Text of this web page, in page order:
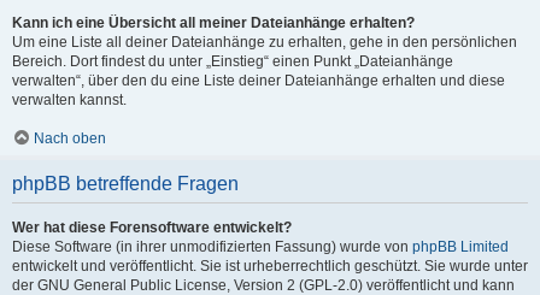
Kann ich eine Übersicht all meiner Dateianhänge erhalten?
Um eine Liste all deiner Dateianhänge zu erhalten, gehe in den persönlichen
Bereich. Dort findest du unter „Einstieg“ einen Punkt „Dateianhänge
verwalten“, über den du eine Liste deiner Dateianhänge erhalten und diese
verwalten kannst.
Nach oben
phpBB betreffende Fragen
Wer hat diese Forensoftware entwickelt?
Diese Software (in ihrer unmodifizierten Fassung) wurde von phpBB Limited
entwickelt und veröffentlicht. Sie ist urheberrechtlich geschützt. Sie wurde unter
der GNU General Public License, Version 2 (GPL-2.0) veröffentlicht und kann